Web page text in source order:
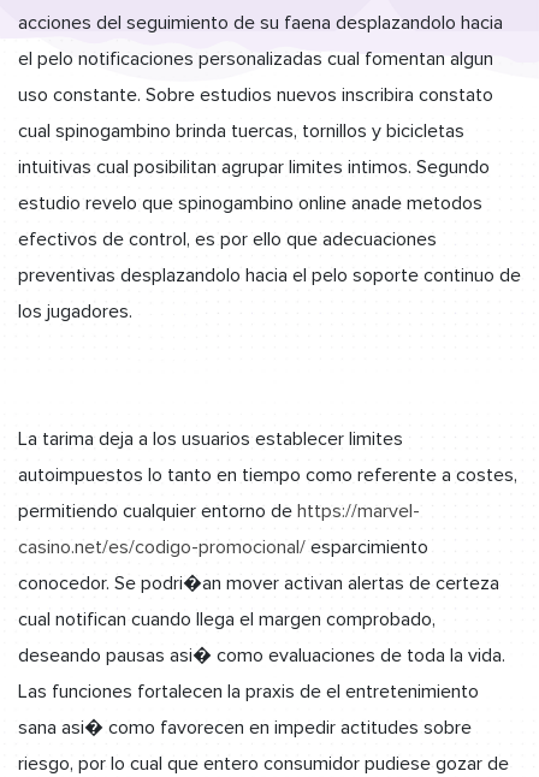
acciones del seguimiento de su faena desplazandolo hacia
el pelo notificaciones personalizadas cual fomentan algun
uso constante. Sobre estudios nuevos inscribira constato
cual spinogambino brinda tuercas, tornillos y bicicletas
intuitivas cual posibilitan agrupar limites intimos. Segundo
estudio revelo que spinogambino online anade metodos
efectivos de control, es por ello que adecuaciones
preventivas desplazandolo hacia el pelo soporte continuo de
los jugadores.
La tarima deja a los usuarios establecer limites
autoimpuestos lo tanto en tiempo como referente a costes,
permitiendo cualquier entorno de https://marvel-
casino.net/es/codigo-promocional/ esparcimiento
conocedor. Se podri�an mover activan alertas de certeza
cual notifican cuando llega el margen comprobado,
deseando pausas asi� como evaluaciones de toda la vida.
Las funciones fortalecen la praxis de el entretenimiento
sana asi� como favorecen en impedir actitudes sobre
riesgo, por lo cual que entero consumidor pudiese gozar de